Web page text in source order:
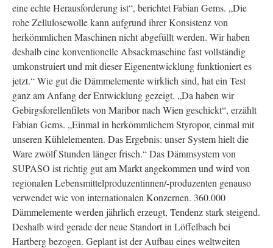
eine echte Herausforderung ist“, berichtet Fabian Gems. „Die
rohe Zellulosewolle kann aufgrund ihrer Konsistenz von
herkömmlichen Maschinen nicht abgefüllt werden. Wir haben
deshalb eine konventionelle Absackmaschine fast vollständig
umkonstruiert und mit dieser Eigenentwicklung funktioniert es
jetzt.“ Wie gut die Dämmelemente wirklich sind, hat ein Test
ganz am Anfang der Entwicklung gezeigt. „Da haben wir
Gebirgsforellenfilets von Maribor nach Wien geschickt“, erzählt
Fabian Gems. „Einmal in herkömmlichem Styropor, einmal mit
unseren Kühlelementen. Das Ergebnis: unser System hielt die
Ware zwölf Stunden länger frisch.“ Das Dämmsystem von
SUPASO ist richtig gut am Markt angekommen und wird von
regionalen Lebensmittelproduzentinnen/-produzenten genauso
verwendet wie von internationalen Konzernen. 360.000
Dämmelemente werden jährlich erzeugt, Tendenz stark steigend.
Deshalb wird gerade der neue Standort in Löffelbach bei
Hartberg bezogen. Geplant ist der Aufbau eines weltweiten